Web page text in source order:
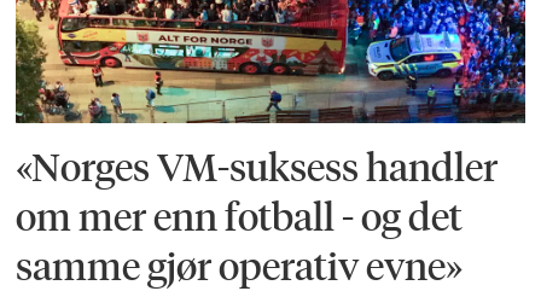
«Norges VM-suksess handler
om mer enn fotball - og det
samme gjør operativ evne»